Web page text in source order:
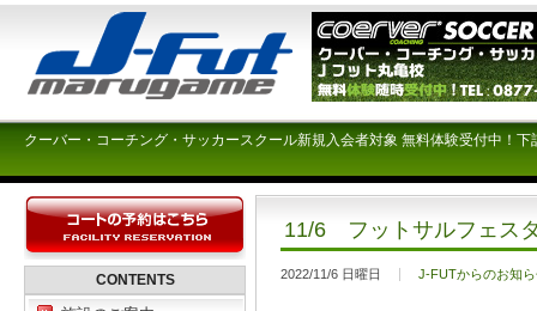
クーバー・コーチング・サッカースクール新規入会者対象 無料体験受付中！
11/6 フットサルフェス
2022/11/6 日曜日 J-FUTからのお知
CONTENTS